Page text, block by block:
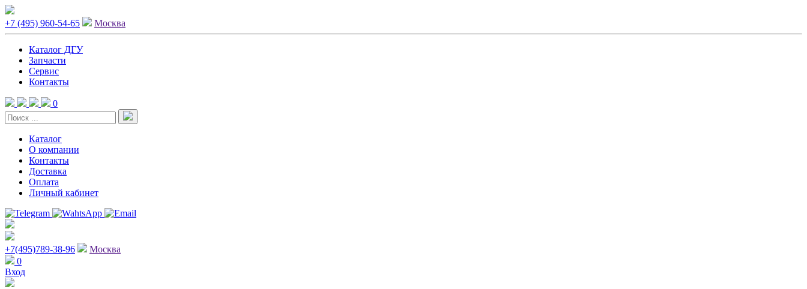
+7 (495) 960-54-65 Москва
Каталог ДГУ
Запчасти
Сервис
Контакты
0
Каталог
О компании
Контакты
Доставка
Оплата
Личный кабинет
+7(495)789-38-96
Москва
0
Вход